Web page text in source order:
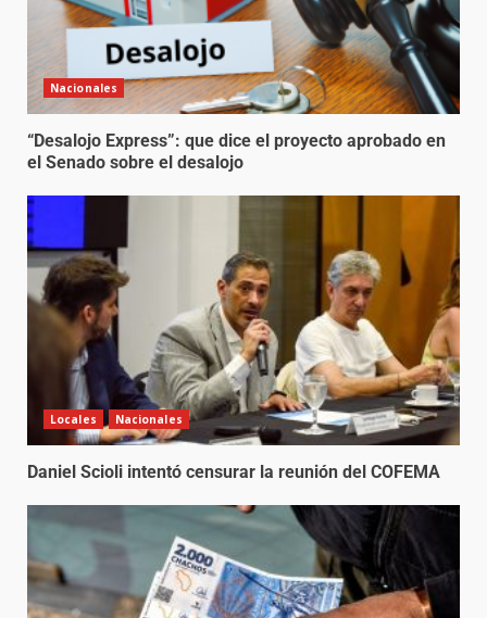
Nacionales
“Desalojo Express”: que dice el proyecto aprobado en
el Senado sobre el desalojo
Locales Nacionales
Daniel Scioli intentó censurar la reunión del COFEMA